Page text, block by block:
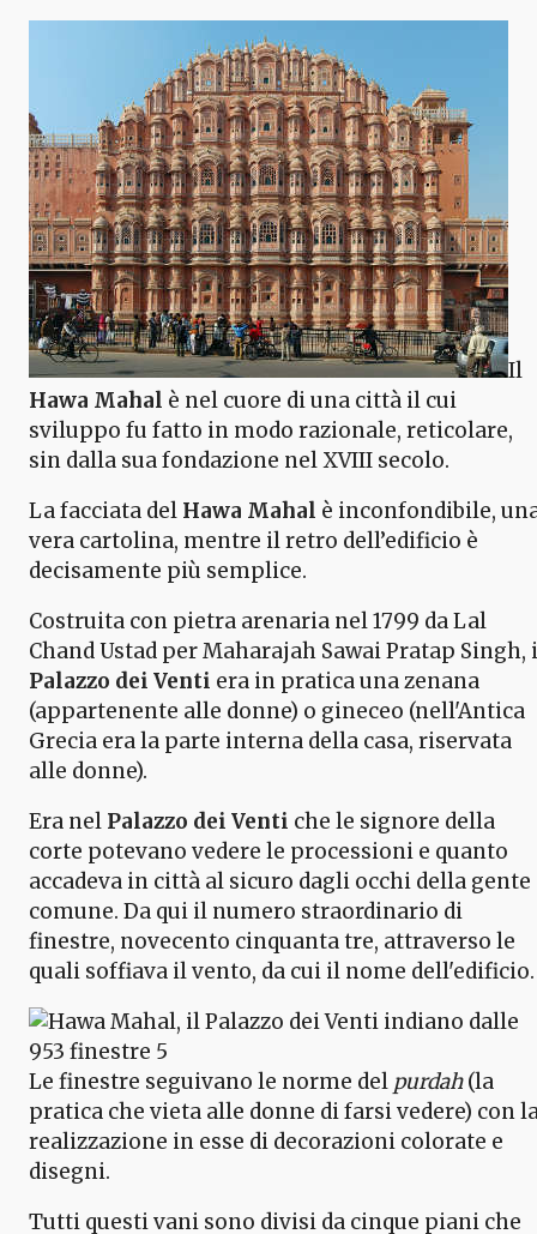
Il
Hawa Mahal è nel cuore di una città il cui
sviluppo fu fatto in modo razionale, reticolare,
sin dalla sua fondazione nel XVIII secolo.
La facciata del Hawa Mahal è inconfondibile,
vera cartolina, mentre il retro dell’edificio è
decisamente più semplice.
Costruita con pietra arenaria nel 1799 da Lal
Chand Ustad per Maharajah Sawai Pratap Singh,
Palazzo dei Venti era in pratica una zenana
(appartenente alle donne) o gineceo (nell'Antica
Grecia era la parte interna della casa, riservata
alle donne).
Era nel Palazzo dei Venti che le signore della
corte potevano vedere le processioni e quanto
accadeva in città al sicuro dagli occhi della gente
comune. Da qui il numero straordinario di
finestre, novecento cinquanta tre, attraverso le
quali soffiava il vento, da cui il nome dell'edificio.
Le finestre seguivano le norme del purdah(la
pratica che vieta alle donne di farsi vedere) con
realizzazione in esse di decorazioni colorate e
disegni.
Tutti questi vani sono divisi da cinque piani che